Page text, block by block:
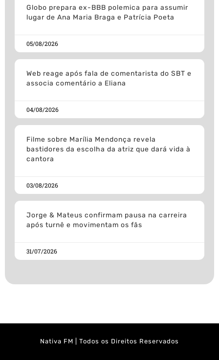
Globo prepara ex-BBB polemica para assumir
lugar de Ana Maria Braga e Patrícia Poeta
05/08/2026
Web reage após fala de comentarista do SBT e
associa comentário a Eliana
04/08/2026
Filme sobre Marília Mendonça revela
bastidores da escolha da atriz que dará vida à
cantora
03/08/2026
Jorge & Mateus confirmam pausa na carreira
após turnê e movimentam os fãs
31/07/2026
Nativa FM | Todos os Direitos Reservados